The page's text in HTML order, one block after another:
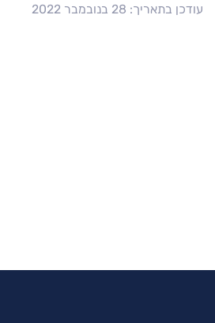
עודכן בתאריך: 28 בנובמבר 2022